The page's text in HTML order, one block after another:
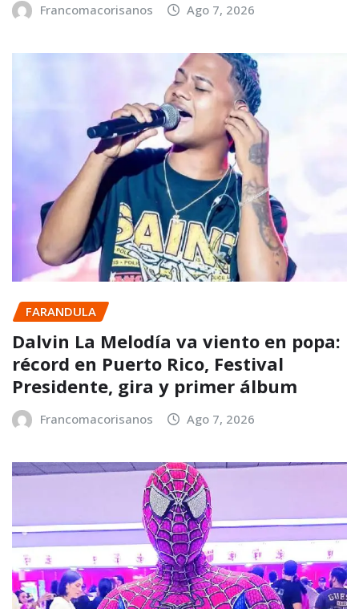
Francomacorisanos Ago 7, 2026
FARANDULA
Dalvin La Melodía va viento en popa:
récord en Puerto Rico, Festival
Presidente, gira y primer álbum
Francomacorisanos Ago 7, 2026